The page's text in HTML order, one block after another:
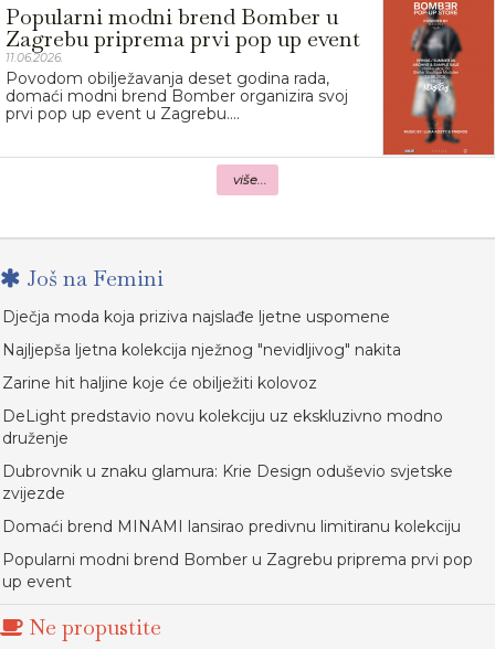
Popularni modni brend Bomber u
Zagrebu priprema prvi pop up event
11.06.2026.
Povodom obilježavanja deset godina rada,
domaći modni brend Bomber organizira svoj
prvi pop up event u Zagrebu....
više...
Još na Femini
Dječja moda koja priziva najslađe ljetne uspomene
Najljepša ljetna kolekcija nježnog "nevidljivog" nakita
Zarine hit haljine koje će obilježiti kolovoz
DeLight predstavio novu kolekciju uz ekskluzivno modno
druženje
Dubrovnik u znaku glamura: Krie Design oduševio svjetske
zvijezde
Domaći brend MINAMI lansirao predivnu limitiranu kolekciju
Popularni modni brend Bomber u Zagrebu priprema prvi pop
up event
Ne propustite